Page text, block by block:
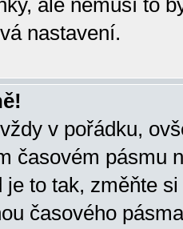
ale nemusí to
nastavení.
v pořádku,
časovém pásmu
je to tak, změňte
časového